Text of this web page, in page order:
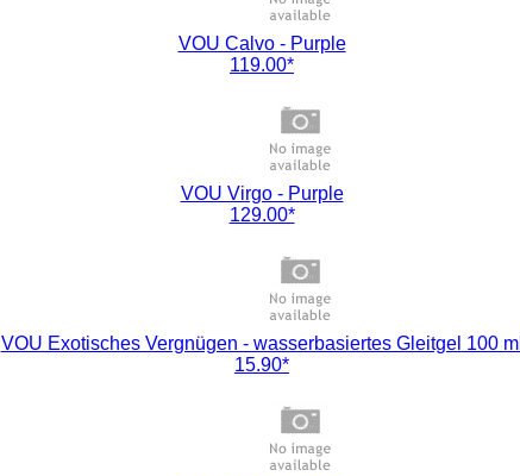
VOU Calvo - Purple
119.00*
VOU Virgo - Purple
129.00*
VOU Exotisches Vergnügen - wasserbasiertes Gleitgel 100 ml
15.90*